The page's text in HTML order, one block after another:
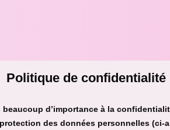
de confidentialité
d’importance à la
des données personnelles